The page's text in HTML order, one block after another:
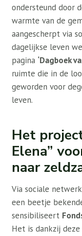
ondersteund door
warmte van de
aangescherpt via
dagelijkse leven
pagina ‘Dagboek
ruimte die in de
geworden voor
leven.
Het
Elena”
naar
Via sociale
een beetje
sensibiliseert
Het is dankzij